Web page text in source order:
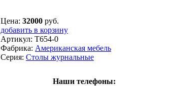
Цена: 32000 руб.
добавить в корзину
Артикул: T654-0
Фабрика: Американская мебель
Серия: Столы журнальные
Наши телефоны: